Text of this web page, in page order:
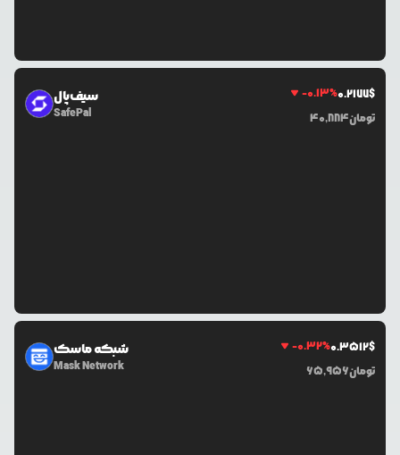
سیف‌پال
SafePal
-0.13%0.2177$
40,884تومان
شبکه ماسک
Mask Network
-0.32%0.3512$
65,956تومان